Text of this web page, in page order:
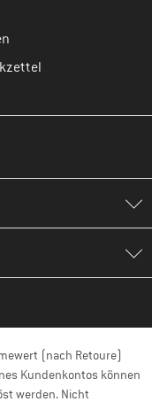
(nach Retoure)
Kundenkontos können
werden. Nicht